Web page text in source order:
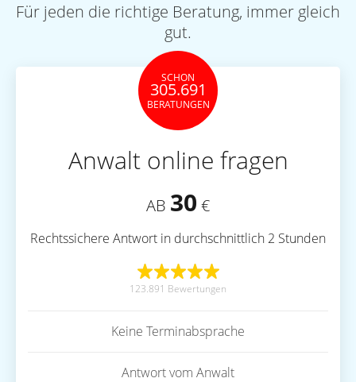
Für jeden die richtige Beratung, immer gleich
gut.
SCHON
305.691
BERATUNGEN
Anwalt online fragen
AB 30 €
Rechtssichere Antwort in durchschnittlich 2 Stunden
123.891 Bewertungen
Keine Terminabsprache
Antwort vom Anwalt